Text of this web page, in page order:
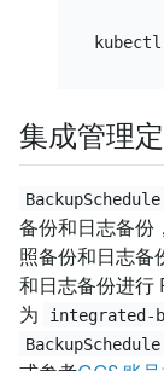
集成管理
BackupSchedule
备份和日志备份
照备份和日志备
和日志备份进行
为
integrated-
BackupSchedule